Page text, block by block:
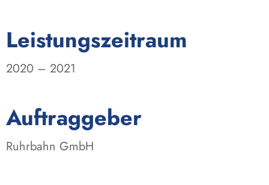
Leistungszeitraum
2020 – 2021
Auftraggeber
Ruhrbahn GmbH